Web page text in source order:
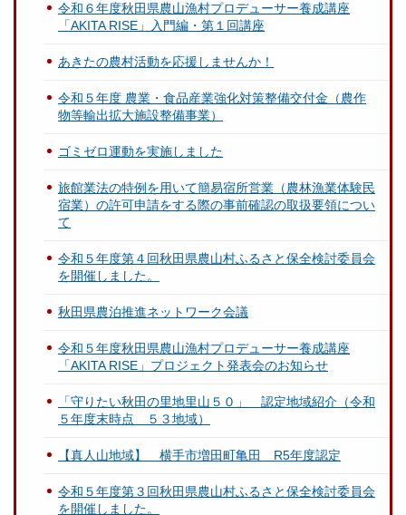
令和６年度秋田県農山漁村プロデューサー養成講座
「AKITA RISE」入門編・第１回講座
あきたの農村活動を応援しませんか！
令和５年度 農業・食品産業強化対策整備交付金（農作
物等輸出拡大施設整備事業）
ゴミゼロ運動を実施しました
旅館業法の特例を用いて簡易宿所営業（農林漁業体験民
宿業）の許可申請をする際の事前確認の取扱要領につい
て
令和５年度第４回秋田県農山村ふるさと保全検討委員会
を開催しました。
秋田県農泊推進ネットワーク会議
令和５年度秋田県農山漁村プロデューサー養成講座
「AKITA RISE」プロジェクト発表会のお知らせ
「守りたい秋田の里地里山５０」 認定地域紹介（令和
５年度末時点 ５３地域）
【真人山地域】 横手市増田町亀田 R5年度認定
令和５年度第３回秋田県農山村ふるさと保全検討委員会
を開催しました。